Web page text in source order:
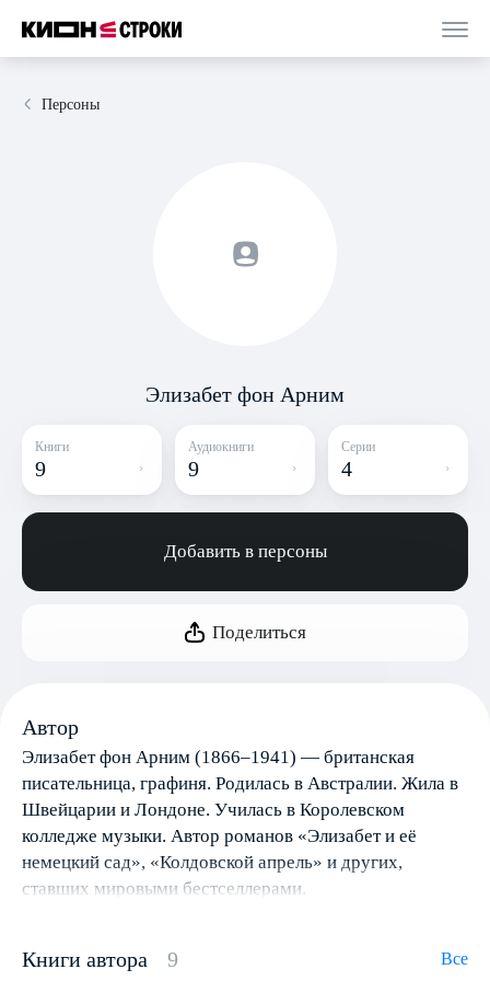
Персоны
Элизабет фон Арним
Книги
9
Аудиокниги
9
Серии
4
Добавить в персоны
Поделиться
Автор
Элизабет фон Арним (1866–1941) — британская
писательница, графиня. Родилась в Австралии. Жила в
Швейцарии и Лондоне. Училась в Королевском
колледже музыки. Автор романов «Элизабет и её
немецкий сад», «Колдовской апрель» и других,
ставших мировыми бестселлерами.
Книги автора 9 Все